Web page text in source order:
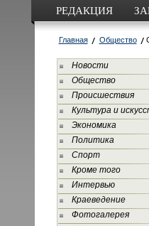
РЕДАКЦИЯ
Главная Общество
Новости
Общество
Происшествия
Культура и
Экономика
Политика
Спорт
Кроме того
Интервью
Краеведение
Фотогалерея